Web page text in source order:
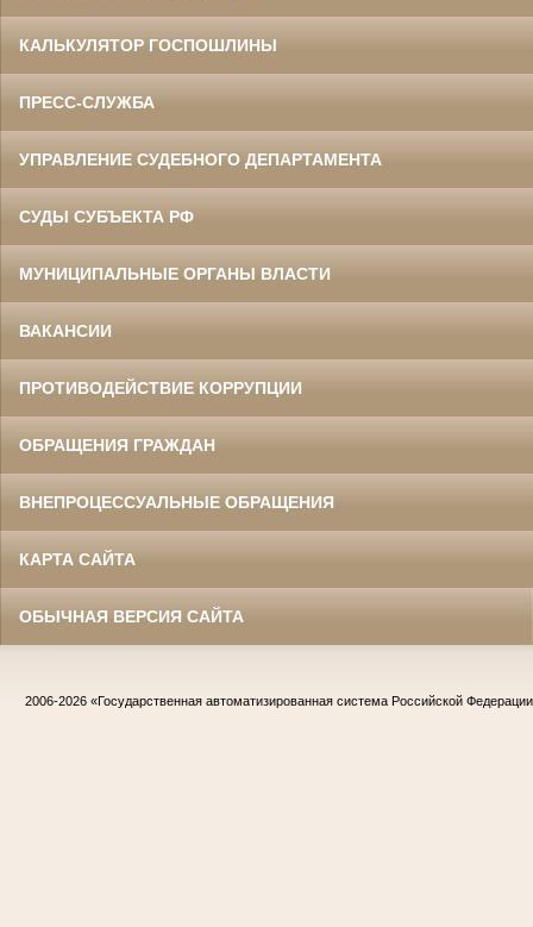
КАЛЬКУЛЯТОР ГОСПОШЛИНЫ
ПРЕСС-СЛУЖБА
УПРАВЛЕНИЕ СУДЕБНОГО ДЕПАРТАМЕНТА
СУДЫ СУБЪЕКТА РФ
МУНИЦИПАЛЬНЫЕ ОРГАНЫ ВЛАСТИ
ВАКАНСИИ
ПРОТИВОДЕЙСТВИЕ КОРРУПЦИИ
ОБРАЩЕНИЯ ГРАЖДАН
ВНЕПРОЦЕССУАЛЬНЫЕ ОБРАЩЕНИЯ
КАРТА САЙТА
ОБЫЧНАЯ ВЕРСИЯ САЙТА
2006-2026 «Государственная автоматизированная система Российской